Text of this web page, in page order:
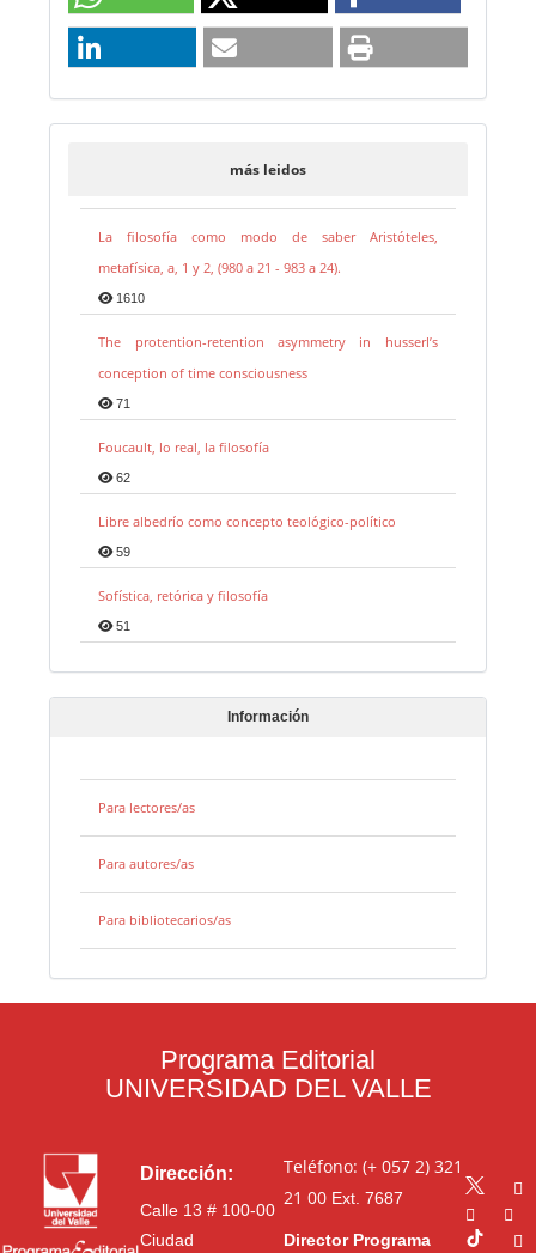
más leidos
La filosofía como modo de saber Aristóteles,
metafísica, a, 1 y 2, (980 a 21 - 983 a 24).
1610
The protention-retention asymmetry in husserl’s
conception of time consciousness
71
Foucault, lo real, la filosofía
62
Libre albedrío como concepto teológico-político
59
Sofística, retórica y filosofía
51
Información
Para lectores/as
Para autores/as
Para bibliotecarios/as
Programa Editorial
UNIVERSIDAD DEL VALLE
Dirección:
Calle 13 # 100-00
Ciudad
Teléfono: (+ 057 2) 321
21 00Ext. 7687
Director Programa